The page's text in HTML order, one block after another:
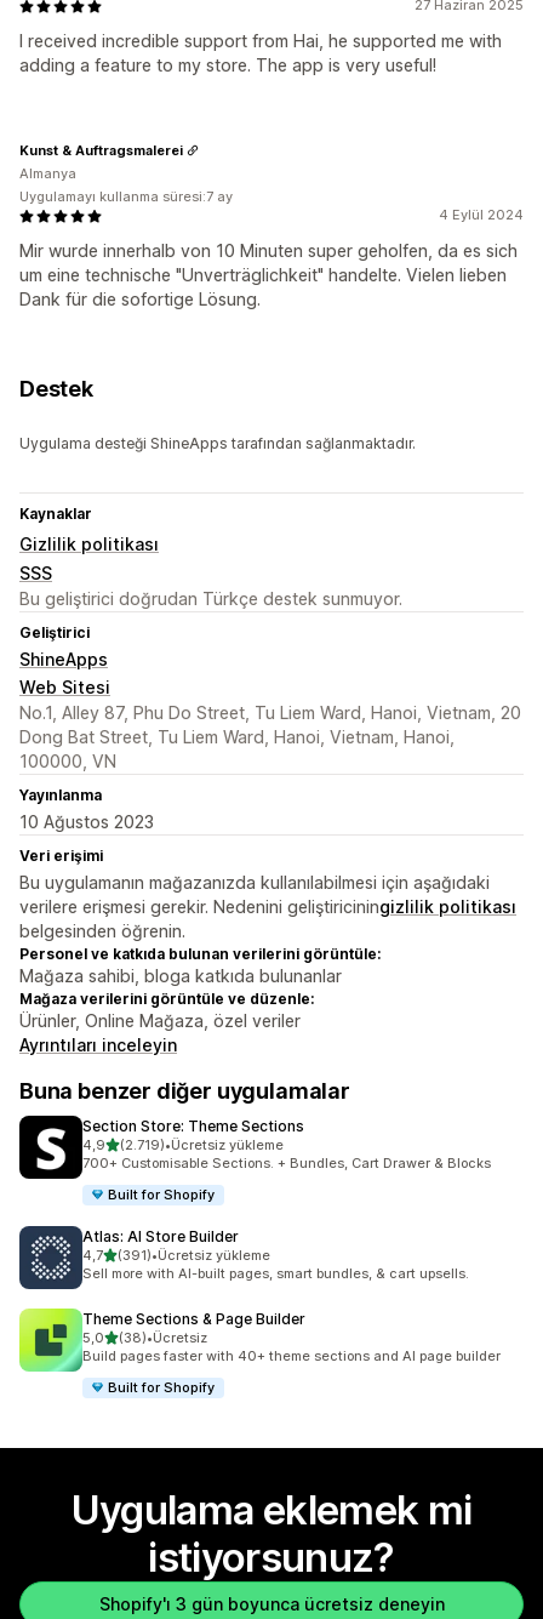
27 Haziran 2025
I received incredible support from Hai, he supported me with
adding a feature to my store. The app is very useful!
4 Eylül 2024
Mir wurde innerhalb von 10 Minuten super geholfen, da es sich
um eine technische "Unverträglichkeit" handelte. Vielen lieben
Dank für die sofortige Lösung.
Kunst & Auftragsmalerei
Almanya
Uygulamayı kullanma süresi:7 ay
Destek
Uygulama desteği ShineApps tarafından sağlanmaktadır.
Kaynaklar
Gizlilik politikası
SSS
Bu geliştirici doğrudan Türkçe destek sunmuyor.
Geliştirici
ShineApps
Web Sitesi
No.1, Alley 87, Phu Do Street, Tu Liem Ward, Hanoi, Vietnam, 20
Dong Bat Street, Tu Liem Ward, Hanoi, Vietnam, Hanoi,
100000, VN
Yayınlanma
10 Ağustos 2023
Veri erişimi
Bu uygulamanın mağazanızda kullanılabilmesi için aşağıdaki
verilere erişmesi gerekir. Nedenini geliştiriciningizlilik politikası
belgesinden öğrenin.
Personel ve katkıda bulunan verilerini görüntüle:
Mağaza sahibi, bloga katkıda bulunanlar
Mağaza verilerini görüntüle ve düzenle:
Ürünler, Online Mağaza, özel veriler
Ayrıntıları inceleyin
Buna benzer diğer uygulamalar
Section Store: Theme Sections
4,95 yıldız üzerinden
(2.719)
toplam 2719 değerlendirme
•Ücretsiz yükleme
700+ Customisable Sections. + Bundles, Cart Drawer & Blocks
Built for Shopify
Atlas: AI Store Builder
4,75 yıldız üzerinden
(391)
toplam 391 değerlendirme
•Ücretsiz yükleme
Sell more with AI-built pages, smart bundles, & cart upsells.
Theme Sections & Page Builder
5,05 yıldız üzerinden
(38)
toplam 38 değerlendirme
•Ücretsiz
Build pages faster with 40+ theme sections and AI page builder
Built for Shopify
Uygulama eklemek mi
istiyorsunuz?
Shopify'ı 3 gün boyunca ücretsiz deneyin